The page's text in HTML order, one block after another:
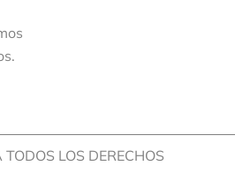
LOS DERECHOS